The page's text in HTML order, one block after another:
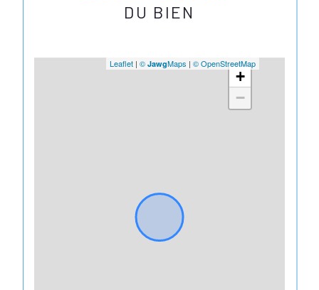
DU BIEN
+
−
Leaflet | © JawgMaps | © OpenStreetMap